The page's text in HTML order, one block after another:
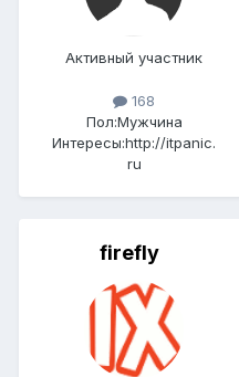
Активный участник
168
Пол:Мужчина
Интересы:http://itpanic.
ru
firefly